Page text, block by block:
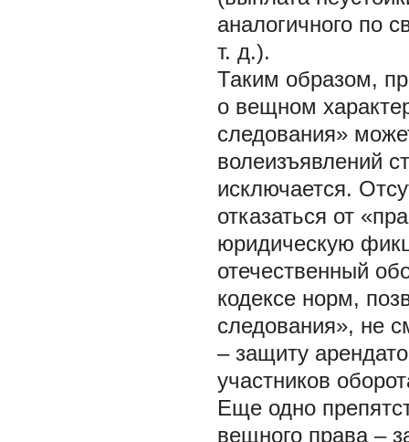
аналогичного по
т. д.).
Таким образом,
о вещном
следования»
волеизъявлений
исключается.
отказаться от
юридическую
отечественный
кодексе норм,
следования», не
– защиту
участников
Еще одно
вещного права –